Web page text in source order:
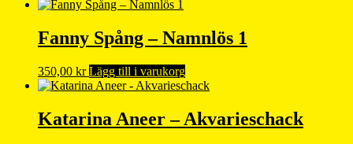
Fanny Spång – Namnlös 1
350,00 kr Lägg till i varukorg
Katarina Aneer – Akvarieschack